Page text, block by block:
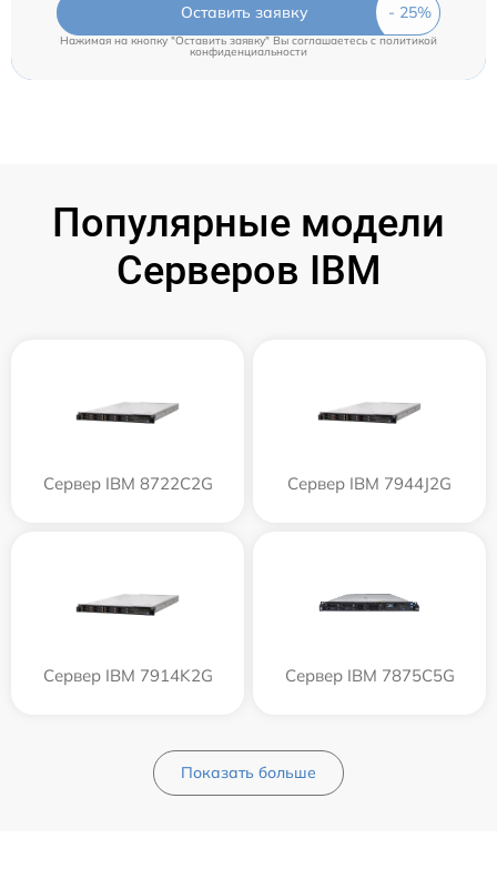
Оставить заявку
Нажимая на кнопку "Оставить заявку" Вы соглашаетесь cполитикой
конфиденциальности
Популярные модели
Серверов IBM
Сервер IBM 8722C2G Сервер IBM 7944J2G
Сервер IBM 7914K2G Сервер IBM 7875C5G
Показать больше